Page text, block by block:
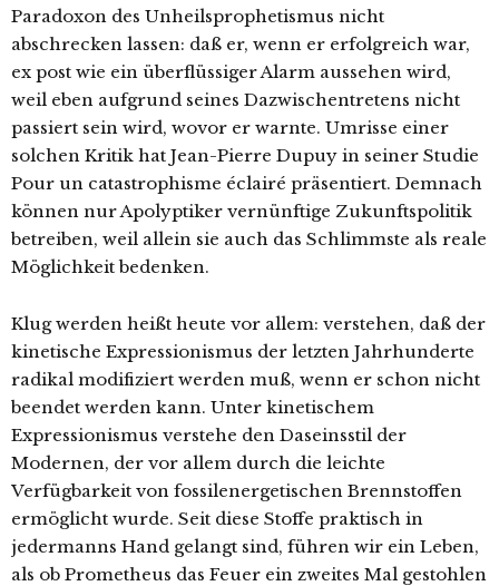
Paradoxon des Unheilsprophetismus nicht
abschrecken lassen: daß er, wenn er erfolgreich war,
ex post wie ein überflüssiger Alarm aussehen wird,
weil eben aufgrund seines Dazwischentretens nicht
passiert sein wird, wovor er warnte. Umrisse einer
solchen Kritik hat Jean-Pierre Dupuy in seiner Studie
Pour un catastrophisme éclairé präsentiert. Demnach
können nur Apolyptiker vernünftige Zukunftspolitik
betreiben, weil allein sie auch das Schlimmste als reale
Möglichkeit bedenken.
Klug werden heißt heute vor allem: verstehen, daß der
kinetische Expressionismus der letzten Jahrhunderte
radikal modifiziert werden muß, wenn er schon nicht
beendet werden kann. Unter kinetischem
Expressionismus verstehe den Daseinsstil der
Modernen, der vor allem durch die leichte
Verfügbarkeit von fossilenergetischen Brennstoffen
ermöglicht wurde. Seit diese Stoffe praktisch in
jedermanns Hand gelangt sind, führen wir ein Leben,
als ob Prometheus das Feuer ein zweites Mal gestohlen